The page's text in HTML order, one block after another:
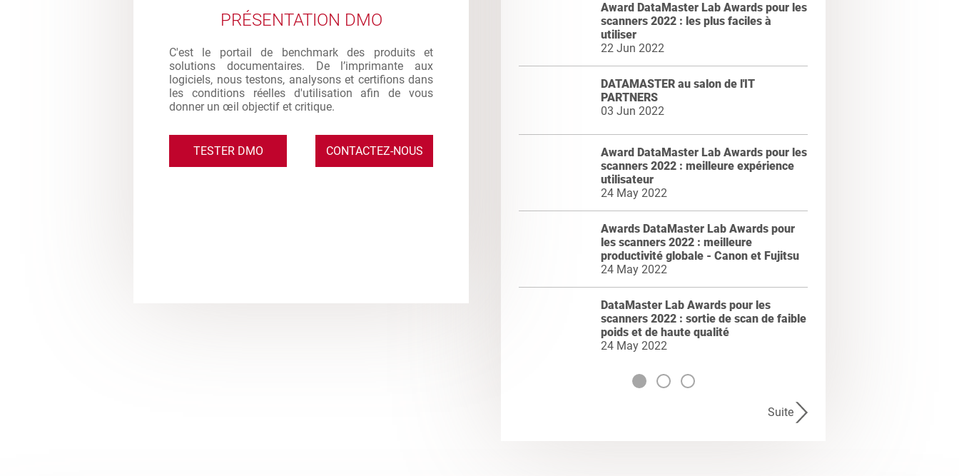
PRÉSENTATION DMO
C'est le portail de benchmark des produits et
solutions documentaires. De l’imprimante aux
logiciels, nous testons, analysons et certifions dans
les conditions réelles d'utilisation afin de vous
donner un œil objectif et critique.
TESTER DMO CONTACTEZ-NOUS
Award DataMaster Lab Awards pour les
scanners 2022 : les plus faciles à
utiliser
22 Jun 2022
DATAMASTER au salon de l'IT
PARTNERS
03 Jun 2022
Award DataMaster Lab Awards pour les
scanners 2022 : meilleure expérience
utilisateur
24 May 2022
Awards DataMaster Lab Awards pour
les scanners 2022 : meilleure
productivité globale - Canon et Fujitsu
24 May 2022
DataMaster Lab Awards pour les
scanners 2022 : sortie de scan de faible
poids et de haute qualité
24 May 2022
Suite